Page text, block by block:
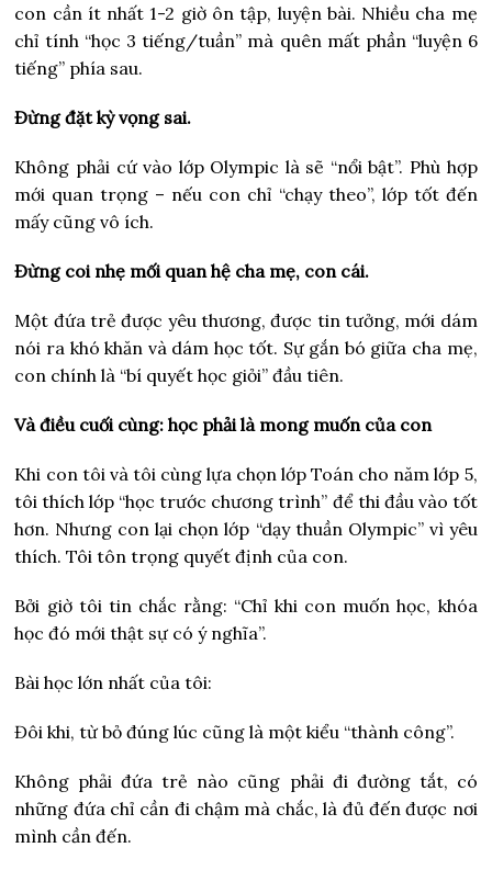
con cần ít nhất 1-2 giờ ôn tập, luyện bài. Nhiều cha mẹ
chỉ tính “học 3 tiếng/tuần” mà quên mất phần “luyện 6
tiếng” phía sau.
Đừng đặt kỳ vọng sai.
Không phải cứ vào lớp Olympic là sẽ “nổi bật”. Phù hợp
mới quan trọng – nếu con chỉ “chạy theo”, lớp tốt đến
mấy cũng vô ích.
Đừng coi nhẹ mối quan hệ cha mẹ, con cái.
Một đứa trẻ được yêu thương, được tin tưởng, mới dám
nói ra khó khăn và dám học tốt. Sự gắn bó giữa cha mẹ,
con chính là “bí quyết học giỏi” đầu tiên.
Và điều cuối cùng: học phải là mong muốn của con
Khi con tôi và tôi cùng lựa chọn lớp Toán cho năm lớp 5,
tôi thích lớp “học trước chương trình” để thi đầu vào tốt
hơn. Nhưng con lại chọn lớp “dạy thuần Olympic” vì yêu
thích. Tôi tôn trọng quyết định của con.
Bởi giờ tôi tin chắc rằng: “Chỉ khi con muốn học, khóa
học đó mới thật sự có ý nghĩa”.
Bài học lớn nhất của tôi:
Đôi khi, từ bỏ đúng lúc cũng là một kiểu “thành công”.
Không phải đứa trẻ nào cũng phải đi đường tắt, có
những đứa chỉ cần đi chậm mà chắc, là đủ đến được nơi
mình cần đến.